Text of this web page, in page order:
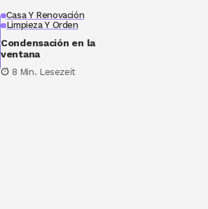
Casa Y Renovación
Limpieza Y Orden
Condensación en la
ventana
8 Min. Lesezeit